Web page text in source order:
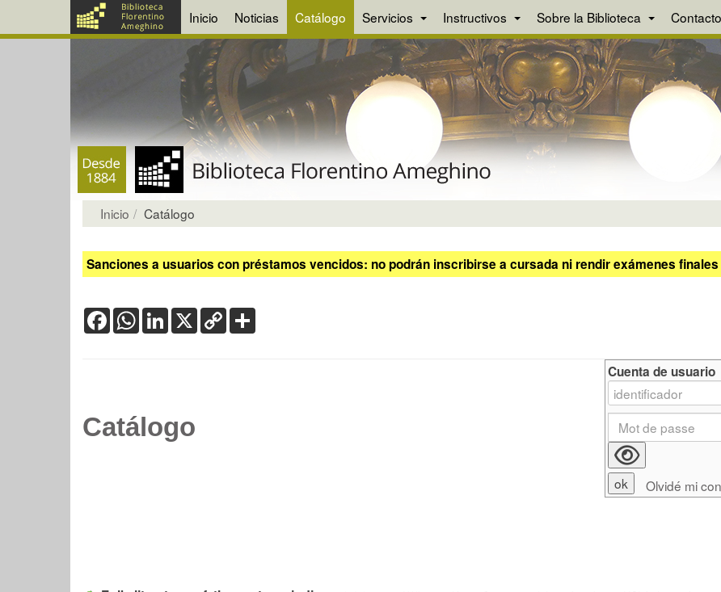
Inicio Noticias Catálogo Servicios Instructivos Sobre la Biblioteca Contacto
Inicio Catálogo
Sanciones a usuarios con préstamos vencidos: no podrán inscribirse a cursada ni rendir exámenes finales
FacebookWhatsApp
LinkedIn
X Copy
Link
Catálogo
Cuenta de usuario
Olvidé mi